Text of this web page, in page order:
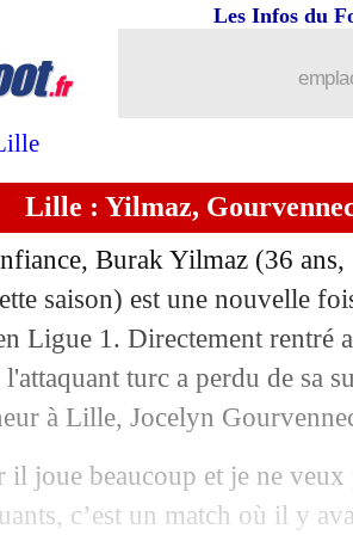
Les Infos du
Lille : Yilmaz,
Burak Yilmaz (36
saison) est une nouvelle
Ligue 1. Directement rentré
turc a perdu de sa
à Lille, Jocelyn
il joue beaucoup et je ne
c’est un match où il y
3-2 Lyon (fini)
rattrapée sur le fil
Metz, les compos
Strasbourg, les compos
Troyes, les compos
Maria compare la MNM